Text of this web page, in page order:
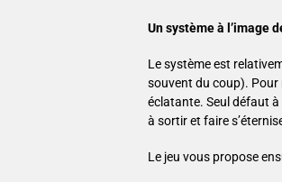
Un système à l’image
Le système est
souvent du coup). Pour
éclatante. Seul défaut
à sortir et faire
Le jeu vous propose